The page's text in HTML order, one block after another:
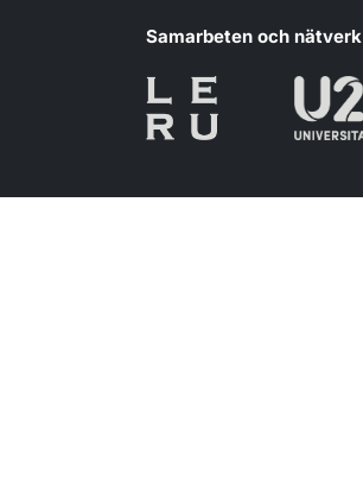
Samarbeten och nätverk